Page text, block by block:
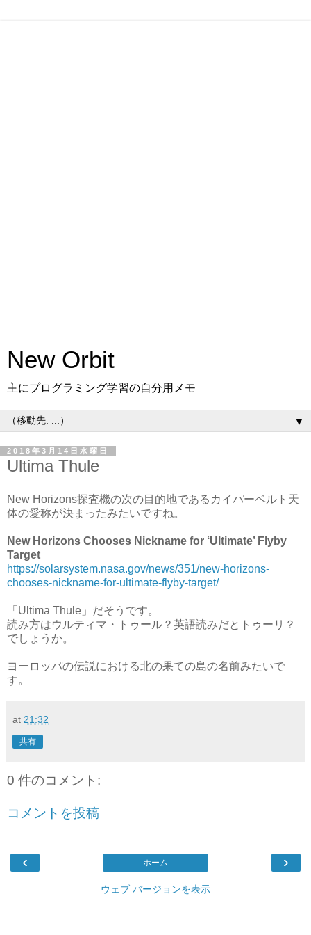
New Orbit
主にプログラミング学習の自分用メモ
▼
2018年3月14日水曜日
Ultima Thule
New Horizons探査機の次の目的地であるカイパーベルト天
体の愛称が決まったみたいですね。
New Horizons Chooses Nickname for ‘Ultimate’ Flyby
Target
https://solarsystem.nasa.gov/news/351/new-horizons-
chooses-nickname-for-ultimate-flyby-target/
「Ultima Thule」だそうです。
読み方はウルティマ・トゥール？英語読みだとトゥーリ？
でしょうか。
ヨーロッパの伝説における北の果ての島の名前みたいで
す。
at 21:32
共有
0 件のコメント:
コメントを投稿
‹ ›
ホーム
ウェブ バージョンを表示